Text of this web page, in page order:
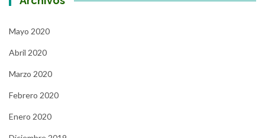
Mayo 2020
Abril 2020
Marzo 2020
Febrero 2020
Enero 2020